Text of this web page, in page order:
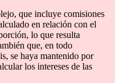
que incluye comisiones
en relación con el
lo que resulta
que, en todo
se haya mantenido por
los intereses de las